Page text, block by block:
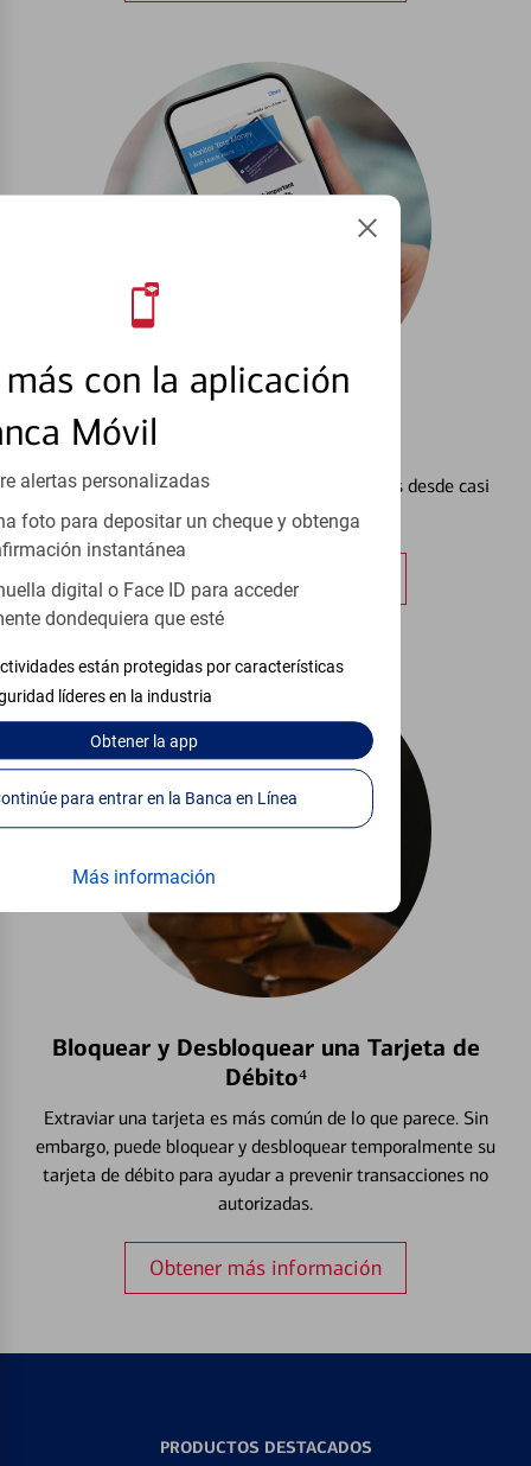
con la aplicación
Móvil
alertas personalizadas
foto para depositar un cheque y obtenga
instantánea
digital o Face ID para acceder
dondequiera que esté
están protegidas por características
líderes en la industria
Obtenerla app
Continúe para entrar en la Banca en Línea
Más información
Vea cómo mantener el control de sus finanzas desde casi
cualquier lugar.
Obtener más información
Bloquear y Desbloquear una Tarjeta de
Débito⁴
Extraviar una tarjeta es más común de lo que parece. Sin
embargo, puede bloquear y desbloquear temporalmente su
tarjeta de débito para ayudar a prevenir transacciones no
autorizadas.
Obtener más información
PRODUCTOS DESTACADOS